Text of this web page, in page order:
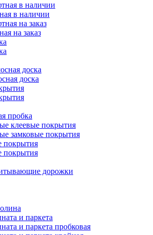
в наличии
в наличии
на заказ
на заказ
доска
доска
пробка
клеевые покрытия
замковые покрытия
покрытия
покрытия
дорожки
и паркета
и паркета пробковая